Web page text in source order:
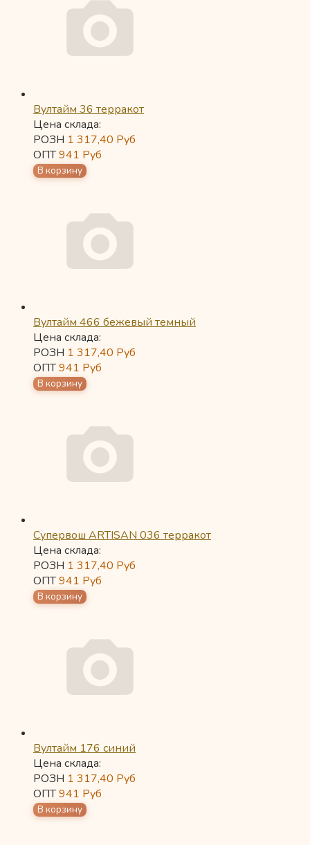
Вултайм 36 терракот
Цена склада:
РОЗН 1 317,40 Руб
ОПТ941 Руб
Вултайм 466 бежевый темный
Цена склада:
РОЗН 1 317,40 Руб
ОПТ941 Руб
Супервош ARTISAN 036 терракот
Цена склада:
РОЗН 1 317,40 Руб
ОПТ941 Руб
Вултайм 176 синий
Цена склада:
РОЗН 1 317,40 Руб
ОПТ941 Руб